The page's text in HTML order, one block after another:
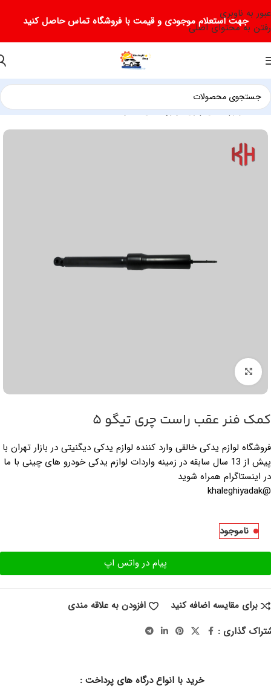
عبور به ناوبری
رفتن به محتوای اصلی
جهت استعلام موجودی و قیمت با فروشگاه تماس حاصل کنید
خانه لوازم یدکی چری لوازم یدکی تیگو 5
بزرگنمایی تصویر
کمک فنر عقب راست چری تیگو 5
فروشگاه لوازم یدکی خالقی وارد کننده لوازم یدکی دیگنیتی در بازار تهران با
پیش از 13 سال سابقه در زمینه واردات لوازم یدکی خودرو های چینی با ما
در اینستاگرام همراه شوید
@khaleghiyadak
ناموجود
پیام در واتس اپ
برای مقایسه اضافه کنید
افزودن به علاقه مندی
گذاری :
خرید با انواع درگاه های پرداخت :